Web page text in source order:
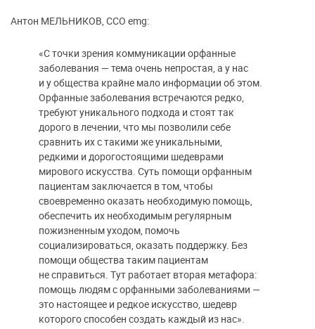
Антон МЕЛЬНИКОВ, CCO emg:
«С точки зрения коммуникации орфанные
заболевания — тема очень непростая, а у нас
и у общества крайне мало информации об этом.
Орфанные заболевания встречаются редко,
требуют уникального подхода и стоят так
дорого в лечении, что мы позволили себе
сравнить их с такими же уникальными,
редкими и дорогостоящими шедеврами
мирового искусства. Суть помощи орфанным
пациентам заключается в том, чтобы
своевременно оказать необходимую помощь,
обеспечить их необходимым регулярным
пожизненным уходом, помочь
социализироваться, оказать поддержку. Без
помощи общества таким пациентам
не справиться. Тут работает вторая метафора:
помощь людям с орфанными заболеваниями —
это настоящее и редкое искусство, шедевр
которого способен создать каждый из нас».